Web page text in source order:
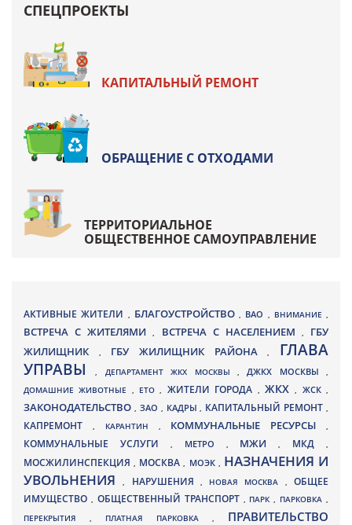
СПЕЦПРОЕКТЫ
КАПИТАЛЬНЫЙ РЕМОНТ
ОБРАЩЕНИЕ С ОТХОДАМИ
ТЕРРИТОРИАЛЬНОЕ
ОБЩЕСТВЕННОЕ САМОУПРАВЛЕНИЕ
АКТИВНЫЕ ЖИТЕЛИ , БЛАГОУСТРОЙСТВО , ВАО , ВНИМАНИЕ ,
ВСТРЕЧА С ЖИТЕЛЯМИ, ВСТРЕЧА С НАСЕЛЕНИЕМ , ГБУ
ЖИЛИЩНИК
, ГБУ ЖИЛИЩНИК РАЙОНА, ГЛАВА
УПРАВЫ, ДЕПАРТАМЕНТ ЖКХ МОСКВЫ ,ДЖКХ МОСКВЫ ,
ДОМАШНИЕ ЖИВОТНЫЕ , ЕТО, ЖИТЕЛИ ГОРОДА , ЖКХ, ЖСК,
ЗАКОНОДАТЕЛЬСТВО , ЗАО , КАДРЫ, КАПИТАЛЬНЫЙ РЕМОНТ ,
КАПРЕМОНТ , КАРАНТИН , КОММУНАЛЬНЫЕ РЕСУРСЫ,
КОММУНАЛЬНЫЕ УСЛУГИ , МЕТРО , МЖИ, МКД ,
МОСЖИЛИНСПЕКЦИЯ, МОСКВА , МОЭК , НАЗНАЧЕНИЯ И
УВОЛЬНЕНИЯ, НАРУШЕНИЯ , НОВАЯ МОСКВА ,ОБЩЕЕ
ИМУЩЕСТВО , ОБЩЕСТВЕННЫЙ ТРАНСПОРТ , ПАРК, ПАРКОВКА ,
ПЕРЕКРЫТИЯ , ПЛАТНАЯ ПАРКОВКА , ПРАВИТЕЛЬСТВО